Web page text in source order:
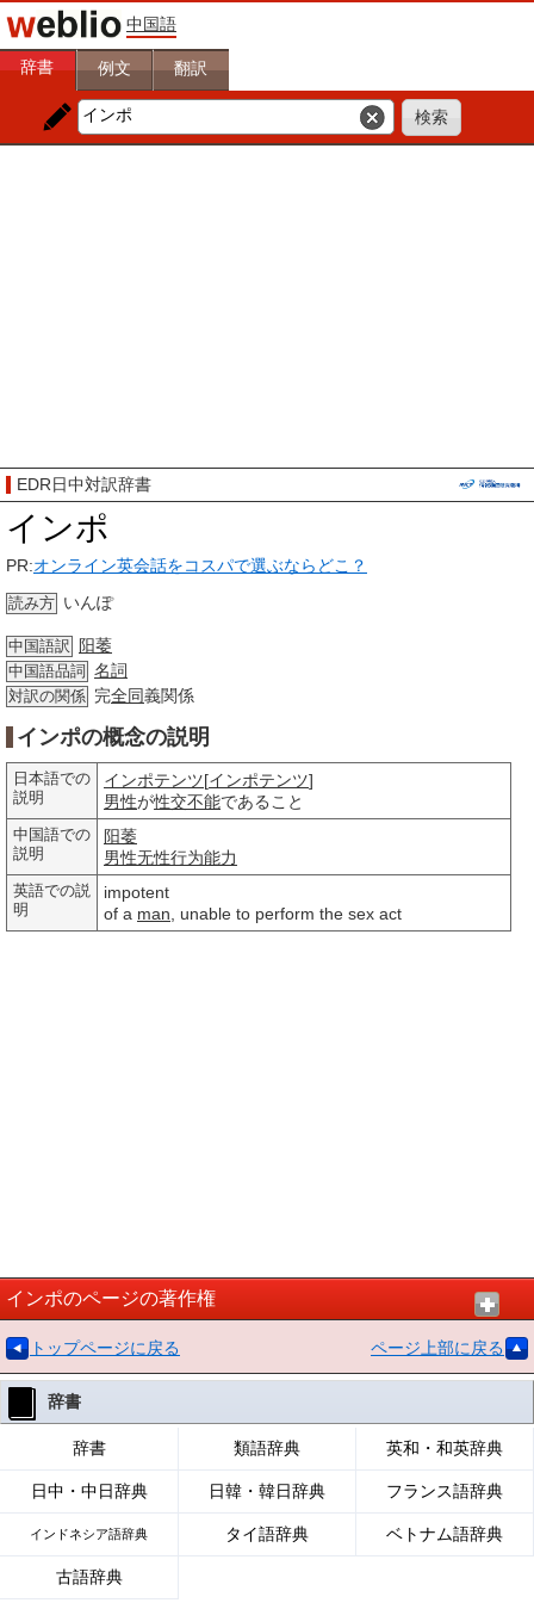
中国語
辞書 例文 翻訳
EDR日中対訳辞書
インポ
PR:オンライン英会話をコスパで選ぶならどこ？
読み方 いんぽ
中国語訳 阳萎
中国語品詞 名詞
対訳の関係 完全同義関係
インポの概念の説明
日本語での
説明
インポテンツ[インポテンツ]
男性が性交不能であること
中国語での
説明
阳萎
男性无性行为能力
英語での説
明
impotent
of a man , unable to perform the sex act
インポのページの著作権
トップページに戻る ページ上部に戻る
辞書
辞書 類語辞典 英和・和英辞典
日中・中日辞典 日韓・韓日辞典 フランス語辞典
インドネシア語辞典 タイ語辞典 ベトナム語辞典
古語辞典